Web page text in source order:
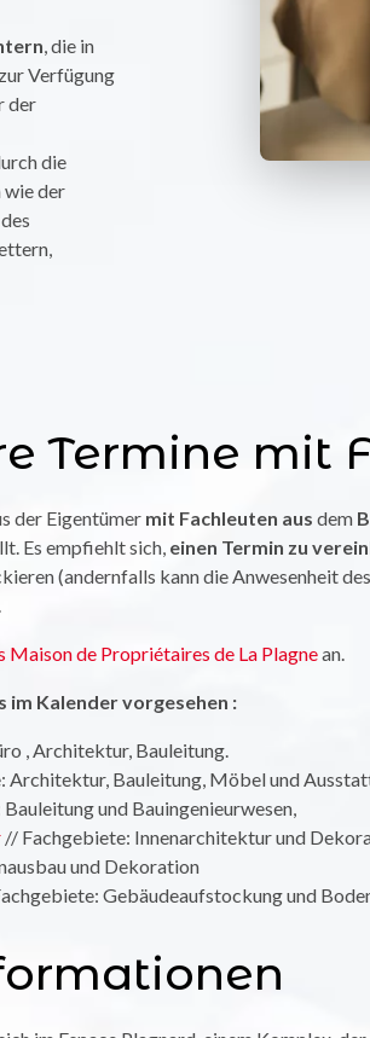
, die in
Verfügung
der
die
wie der
Termine mit
der Eigentümer mit Fachleuten aus dem
Es empfiehlt sich, einen Termin zu
(andernfalls kann die Anwesenheit
Maison de Propriétaires de La Plagnean.
Kalender vorgesehen :
, Architektur, Bauleitung.
Architektur, Bauleitung, Möbel und
und Bauingenieurwesen,
// Fachgebiete: Innenarchitektur und
und Dekoration
Gebäudeaufstockung und